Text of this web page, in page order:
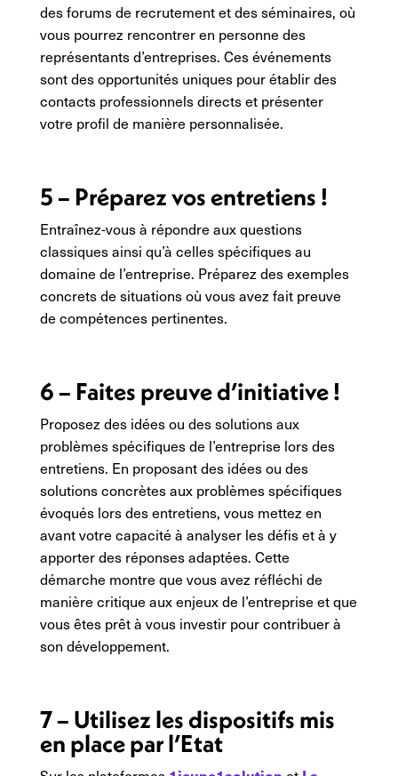
des forums de recrutement et des séminaires, où
vous pourrez rencontrer en personne des
représentants d’entreprises. Ces événements
sont des opportunités uniques pour établir des
contacts professionnels directs et présenter
votre profil de manière personnalisée.
5 – Préparez vos entretiens !
Entraînez-vous à répondre aux questions
classiques ainsi qu’à celles spécifiques au
domaine de l’entreprise. Préparez des exemples
concrets de situations où vous avez fait preuve
de compétences pertinentes.
6 – Faites preuve d’initiative !
Proposez des idées ou des solutions aux
problèmes spécifiques de l’entreprise lors des
entretiens. En proposant des idées ou des
solutions concrètes aux problèmes spécifiques
évoqués lors des entretiens, vous mettez en
avant votre capacité à analyser les défis et à y
apporter des réponses adaptées. Cette
démarche montre que vous avez réfléchi de
manière critique aux enjeux de l’entreprise et que
vous êtes prêt à vous investir pour contribuer à
son développement.
7 – Utilisez les dispositifs mis
en place par l’Etat